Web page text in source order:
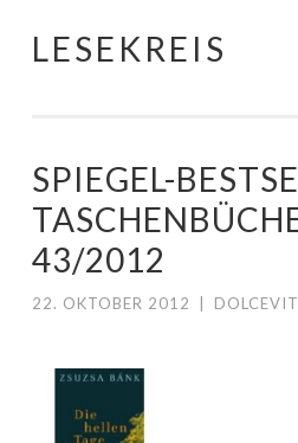
Springe
LESEKREIS
SPIEGEL-
43/2012
22. OKTOBER 2012